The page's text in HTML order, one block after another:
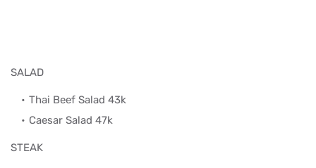
SALAD
Thai Beef Salad 43k
Caesar Salad 47k
STEAK